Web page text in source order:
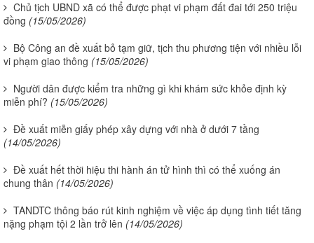
Chủ tịch UBND xã có thể được phạt vi phạm đất đai tới 250 triệu
đồng (15/05/2026)
Bộ Công an đề xuất bỏ tạm giữ, tịch thu phương tiện với nhiều lỗi
vi phạm giao thông (15/05/2026)
Người dân được kiểm tra những gì khi khám sức khỏe định kỳ
miễn phí? (15/05/2026)
Đề xuất miễn giấy phép xây dựng với nhà ở dưới 7 tầng
(14/05/2026)
Đề xuất hết thời hiệu thi hành án tử hình thì có thể xuống án
chung thân (14/05/2026)
TANDTC thông báo rút kinh nghiệm về việc áp dụng tình tiết tăng
nặng phạm tội 2 lần trở lên (14/05/2026)